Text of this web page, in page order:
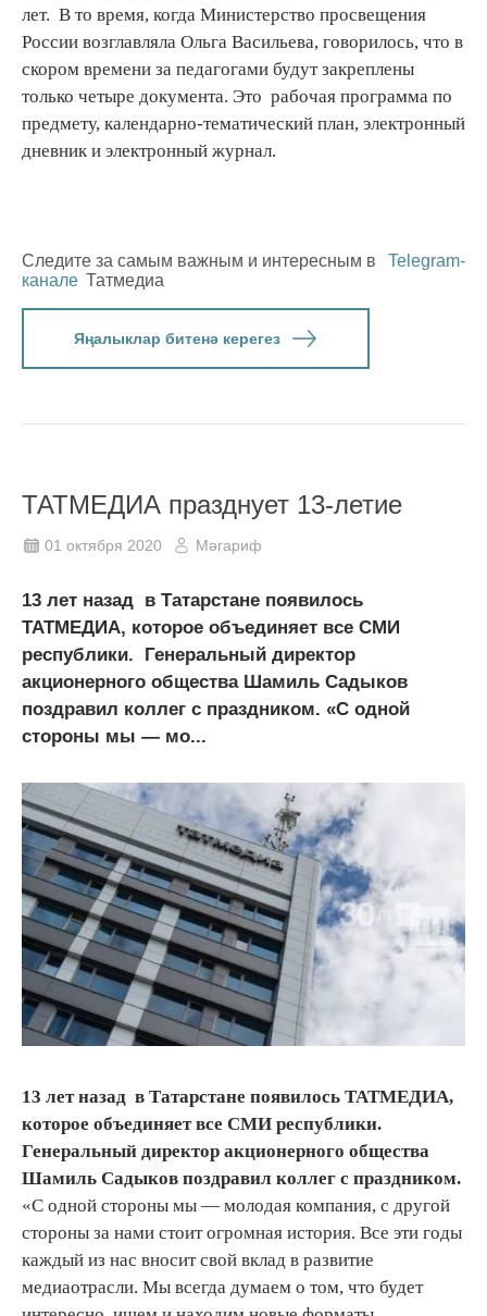
лет. В то время, когда Министерство просвещения
России возглавляла Ольга Васильева, говорилось, что в
скором времени за педагогами будут закреплены
только четыре документа. Это рабочая программа по
предмету, календарно-тематический план, электронный
дневник и электронный журнал.
Следите за самым важным и интересным в
Telegram-
канале Татмедиа
Яңалыклар битенә керегез
ТАТМЕДИА празднует 13-летие
01 октября 2020 Мәгариф
13 лет назад в Татарстане появилось
ТАТМЕДИА, которое объединяет все СМИ
республики. Генеральный директор
акционерного общества Шамиль Садыков
поздравил коллег с праздником. «С одной
стороны мы — мо...
13 лет назад в Татарстане появилось ТАТМЕДИА,
которое объединяет все СМИ республики.
Генеральный директор акционерного общества
Шамиль Садыков поздравил коллег с праздником.
«С одной стороны мы — молодая компания, с другой
стороны за нами стоит огромная история. Все эти годы
каждый из нас вносит свой вклад в развитие
медиаотрасли. Мы всегда думаем о том, что будет